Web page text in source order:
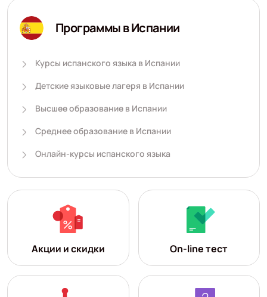
Программы в Испании
Курсы испанского языка в Испании
Детские языковые лагеря в Испании
Высшее образование в Испании
Среднее образование в Испании
Онлайн-курсы испанского языка
Акции и скидки On-line тест